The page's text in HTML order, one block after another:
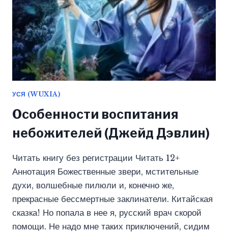
УСЯ (WUXIA)
Особенности воспитания
небожителей (Джейд Дэвлин)
Читать книгу без регистрации Читать 12+
Аннотация Божественные звери, мстительные
духи, волшебные пилюли и, конечно же,
прекрасные бессмертные заклинатели. Китайская
сказка! Но попала в нее я, русский врач скорой
помощи. Не надо мне таких приключений, сидим